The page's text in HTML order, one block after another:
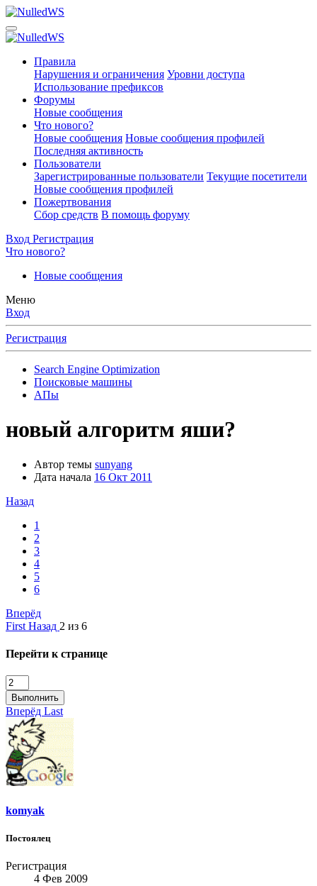
Правила
Нарушения и ограничения Уровни доступа
Использование префиксов
Форумы
Новые сообщения
Что нового?
Новые сообщения Новые сообщения профилей
Последняя активность
Пользователи
Зарегистрированные пользователи Текущие посетители
Новые сообщения профилей
Пожертвования
Сбор средств В помощь форуму
Вход Регистрация
Что нового?
Новые сообщения
Меню
Вход
Регистрация
Search Engine Optimization
Поисковые машины
АПы
новый алгоритм яши?
Автор темы sunyang
Дата начала 16 Окт 2011
Назад
1
2
3
4
5
6
Вперёд
First Назад 2 из 6
Перейти к странице
Выполнить
Вперёд Last
komyak
Постоялец
Регистрация
4 Фев 2009